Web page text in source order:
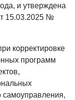
и утверждена
15.03.2025 №
корректировке
программ
самоуправления,